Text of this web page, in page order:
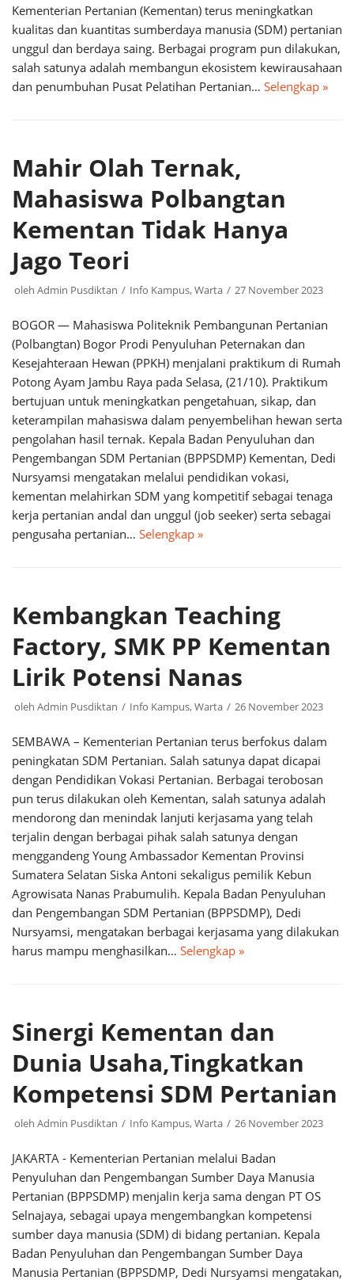
Kementerian Pertanian (Kementan) terus meningkatkan
kualitas dan kuantitas sumberdaya manusia (SDM) pertanian
unggul dan berdaya saing. Berbagai program pun dilakukan,
salah satunya adalah membangun ekosistem kewirausahaan
dan penumbuhan Pusat Pelatihan Pertanian… Selengkap »
Mahir Olah Ternak,
Mahasiswa Polbangtan
Kementan Tidak Hanya
Jago Teori
oleh Admin Pusdiktan Info Kampus,Warta 27 November 2023
BOGOR — Mahasiswa Politeknik Pembangunan Pertanian
(Polbangtan) Bogor Prodi Penyuluhan Peternakan dan
Kesejahteraan Hewan (PPKH) menjalani praktikum di Rumah
Potong Ayam Jambu Raya pada Selasa, (21/10). Praktikum
bertujuan untuk meningkatkan pengetahuan, sikap, dan
keterampilan mahasiswa dalam penyembelihan hewan serta
pengolahan hasil ternak. Kepala Badan Penyuluhan dan
Pengembangan SDM Pertanian (BPPSDMP) Kementan, Dedi
Nursyamsi mengatakan melalui pendidikan vokasi,
kementan melahirkan SDM yang kompetitif sebagai tenaga
kerja pertanian andal dan unggul (job seeker) serta sebagai
pengusaha pertanian… Selengkap »
Kembangkan Teaching
Factory, SMK PP Kementan
Lirik Potensi Nanas
oleh Admin Pusdiktan Info Kampus,Warta 26 November 2023
SEMBAWA – Kementerian Pertanian terus berfokus dalam
peningkatan SDM Pertanian. Salah satunya dapat dicapai
dengan Pendidikan Vokasi Pertanian. Berbagai terobosan
pun terus dilakukan oleh Kementan, salah satunya adalah
mendorong dan menindak lanjuti kerjasama yang telah
terjalin dengan berbagai pihak salah satunya dengan
menggandeng Young Ambassador Kementan Provinsi
Sumatera Selatan Siska Antoni sekaligus pemilik Kebun
Agrowisata Nanas Prabumulih. Kepala Badan Penyuluhan
dan Pengembangan SDM Pertanian (BPPSDMP), Dedi
Nursyamsi, mengatakan berbagai kerjasama yang dilakukan
harus mampu menghasilkan… Selengkap »
Sinergi Kementan dan
Dunia Usaha,Tingkatkan
Kompetensi SDM Pertanian
oleh Admin Pusdiktan Info Kampus,Warta 26 November 2023
JAKARTA - Kementerian Pertanian melalui Badan
Penyuluhan dan Pengembangan Sumber Daya Manusia
Pertanian (BPPSDMP) menjalin kerja sama dengan PT OS
Selnajaya, sebagai upaya mengembangkan kompetensi
sumber daya manusia (SDM) di bidang pertanian. Kepala
Badan Penyuluhan dan Pengembangan Sumber Daya
Manusia Pertanian (BPPSDMP, Dedi Nursyamsi mengatakan,